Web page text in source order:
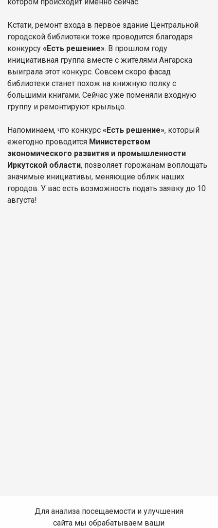
Кстати, ремонт входа в первое здание Центральной
городской библиотеки тоже проводится благодаря
конкурсу «Есть решение». В прошлом году
инициативная группа вместе с жителями Ангарска
выиграла этот конкурс. Совсем скоро фасад
библиотеки станет похож на книжную полку с
большими книгами. Сейчас уже поменяли входную
группу и ремонтируют крыльцо.
Напоминаем, что конкурс «Есть решение», который
ежегодно проводится Министерством
экономического развития и промышленности
Иркутской области, позволяет горожанам воплощать
значимые инициативы, меняющие облик наших
городов. У вас есть возможность подать заявку до 10
августа!
Для анализа посещаемости и улучшения
сайта мы обрабатываем ваши